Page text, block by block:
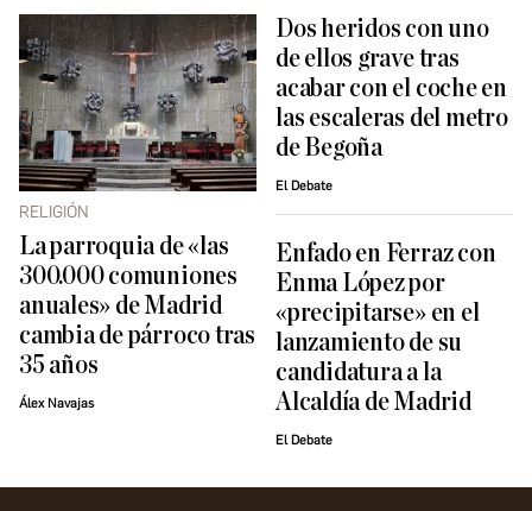
RELIGIÓN
La parroquia de «las
300.000 comuniones
anuales» de Madrid
cambia de párroco tras
35 años
Álex Navajas
Dos heridos con uno
de ellos grave tras
acabar con el coche en
las escaleras del metro
de Begoña
El Debate
Enfado en Ferraz con
Enma López por
«precipitarse» en el
lanzamiento de su
candidatura a la
Alcaldía de Madrid
El Debate